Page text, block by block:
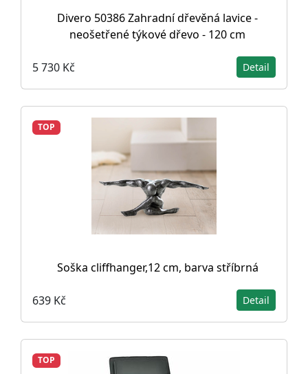
Divero 50386 Zahradní dřevěná lavice -
neošetřené týkové dřevo - 120 cm
5 730 Kč Detail
TOP
Soška cliffhanger,12 cm, barva stříbrná
639 Kč Detail
TOP